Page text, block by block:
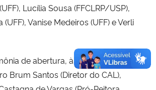
Lucília Sousa (FFCLRP/USP),
Vanise Medeiros (UFF) e Verli
de abertura, às 9h, contou com a
Brum Santos (Diretor do CAL),